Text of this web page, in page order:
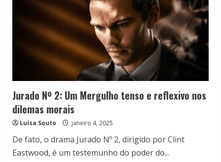
Jurado Nº 2: Um Mergulho tenso e reflexivo nos
dilemas morais
Luísa Souto janeiro 4, 2025
De fato, o drama Jurado Nº 2, dirigido por Clint
Eastwood, é um testemunho do poder do...